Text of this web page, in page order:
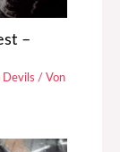
–
Devils / Von